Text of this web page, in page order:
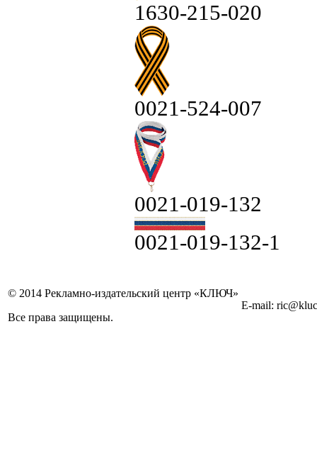
1630-215-020
0021-524-007
0021-019-132
0021-019-132-1
© 2014 Рекламно-издательский центр «КЛЮЧ»
Все права защищены.
E-mail: